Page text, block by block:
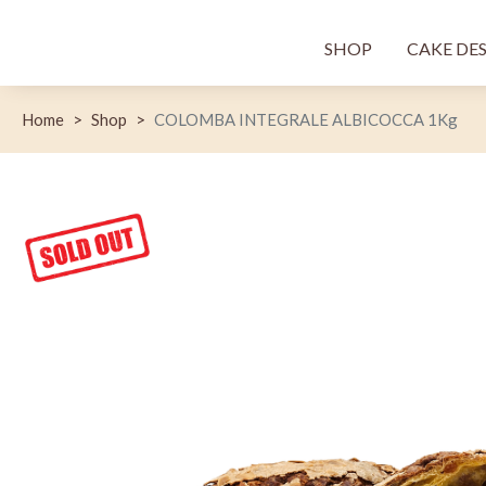
Menù
SHOP CAKE
Home Shop COLOMBA INTEGRALE ALBICOCCA 1Kg